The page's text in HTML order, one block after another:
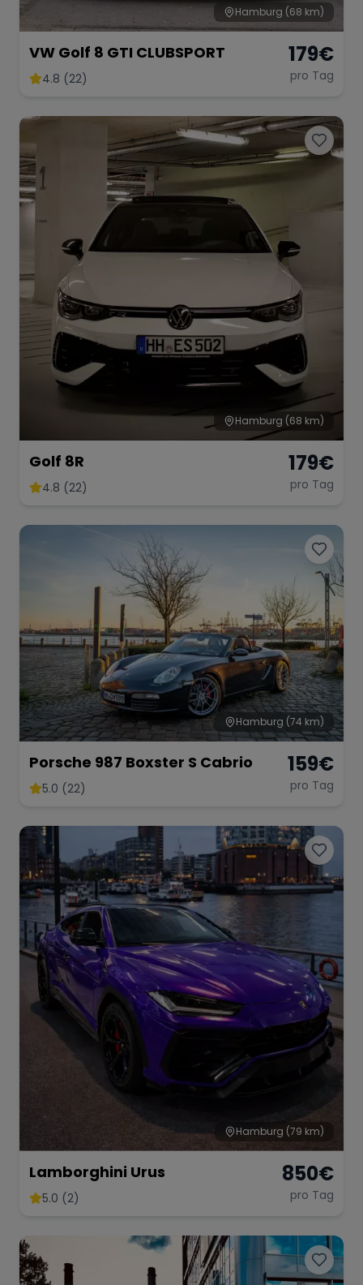
Hamburg (68 km)
VW Golf 8 GTI CLUBSPORT
4.8 (22)
179€
pro Tag
Hamburg (68 km)
Golf 8R
4.8 (22)
179€
pro Tag
Hamburg (74 km)
Porsche 987 Boxster S Cabrio
5.0 (22)
159€
pro Tag
Hamburg (79 km)
Lamborghini Urus
5.0 (2)
850€
pro Tag